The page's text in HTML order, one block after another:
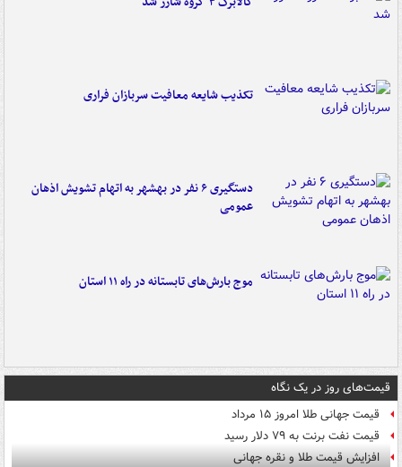
تکذیب شایعه معافیت سربازان فراری
دستگیری ۶ نفر در بهشهر به اتهام تشویش اذهان
عمومی
موج بارش‌های تابستانه در راه ۱۱ استان
قیمت‌های روز در یک نگاه
قیمت جهانی طلا امروز ۱۵ مرداد
قیمت نفت برنت به ۷۹ دلار رسید
افزایش قیمت طلا و نقره جهانی